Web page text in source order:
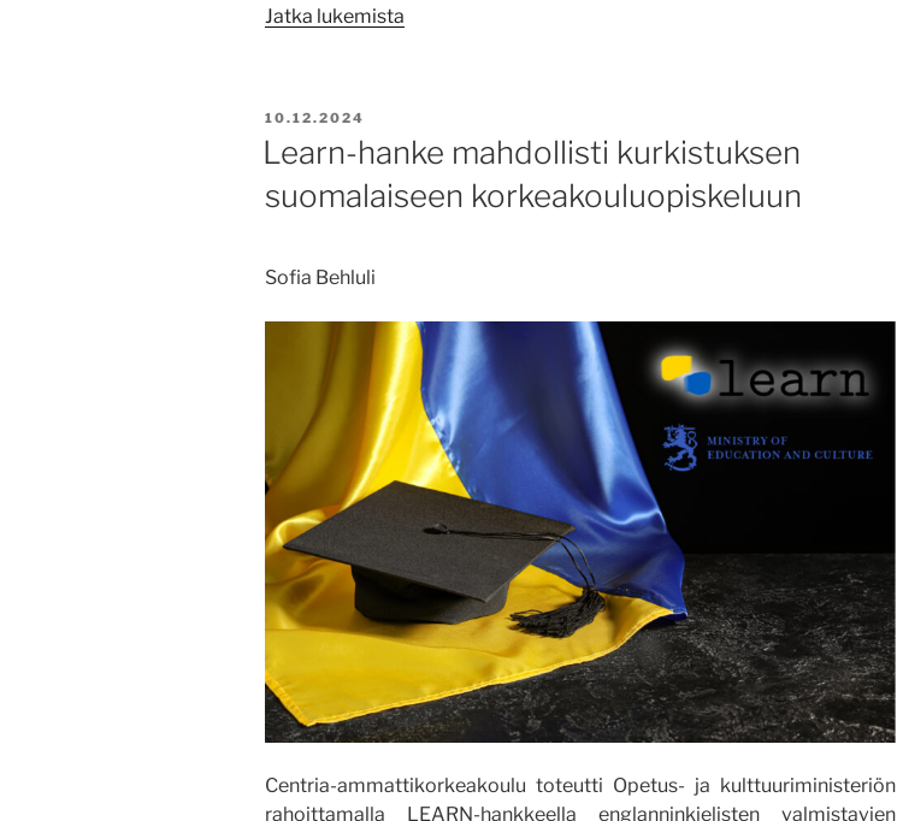
Jatka lukemista
JULKAISTU
10.12.2024
Learn-hanke mahdollisti kurkistuksen
suomalaiseen korkeakouluopiskeluun
Sofia Behluli
Centria-ammattikorkeakoulu toteutti Opetus- ja kulttuuriministeriön
rahoittamalla LEARN-hankkeella englanninkielisten valmistavien